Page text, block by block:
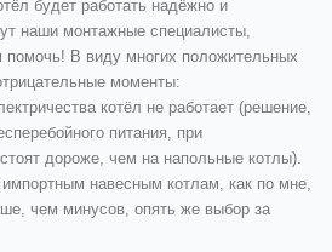
будет работать надёжно и
наши монтажные специалисты,
В виду многих положительных
моменты:
котёл не работает (решение,
питания, при
дороже, чем на напольные котлы).
навесным котлам, как по мне,
чем минусов, опять же выбор за